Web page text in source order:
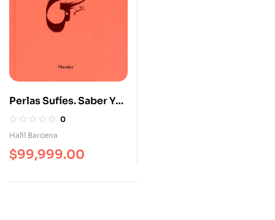
Perlas Sufíes. Saber Y
Sabor De Mevlana Rumi
0
Halil Barcena
$99,999.00